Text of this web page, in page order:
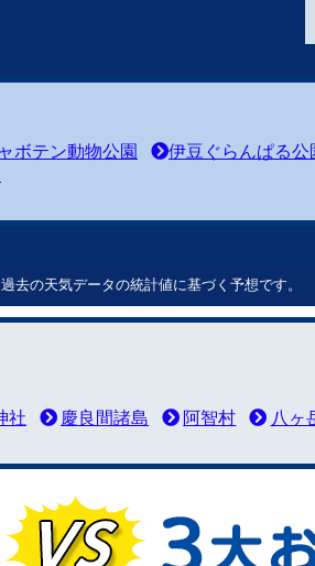
ボテン動物公園 伊豆ぐらんぱる公
の天気データの統計値に基づく予想です。
社 慶良間諸島 阿智村 八ヶ